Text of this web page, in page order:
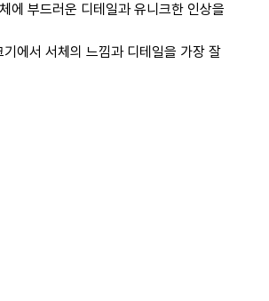
에 부드러운 디테일과 유니크한 인상을
에서 서체의 느낌과 디테일을 가장 잘